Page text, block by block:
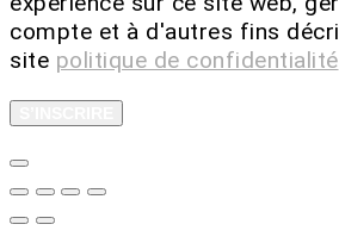
compte et à d'autres fins
site politique de confidentialité